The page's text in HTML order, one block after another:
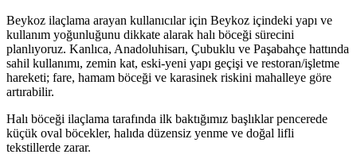
Beykoz ilaçlama arayan kullanıcılar için Beykoz içindeki yapı ve
kullanım yoğunluğunu dikkate alarak halı böceği sürecini
planlıyoruz. Kanlıca, Anadoluhisarı, Çubuklu ve Paşabahçe hattında
sahil kullanımı, zemin kat, eski-yeni yapı geçişi ve restoran/işletme
hareketi; fare, hamam böceği ve karasinek riskini mahalleye göre
artırabilir.
Halı böceği ilaçlama tarafında ilk baktığımız başlıklar pencerede
küçük oval böcekler, halıda düzensiz yenme ve doğal lifli
tekstillerde zarar.